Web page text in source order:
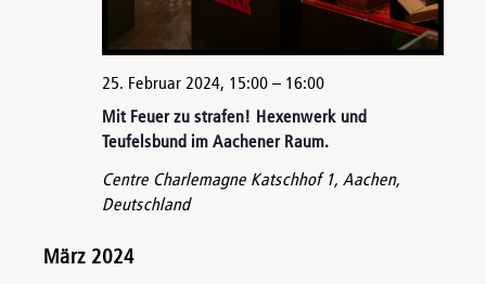
Mit Feuer zu strafen! Hexenwerk und
Teufelsbund im Aachener Raum.
25. Februar 2024, 15:00– 16:00
Centre Charlemagne Katschhof 1, Aachen,
Deutschland
März 2024